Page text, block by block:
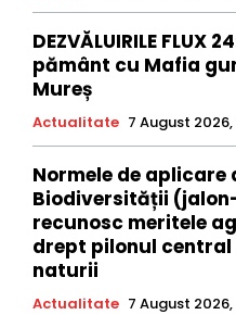
DEZVĂLUIRILE FLUX
pământ cu Mafia
Mureș
Actualitate 7 August 2026,
Normele de aplicare
Biodiversității (jalon-
recunosc meritele
drept pilonul
naturii
Actualitate 7 August 2026,